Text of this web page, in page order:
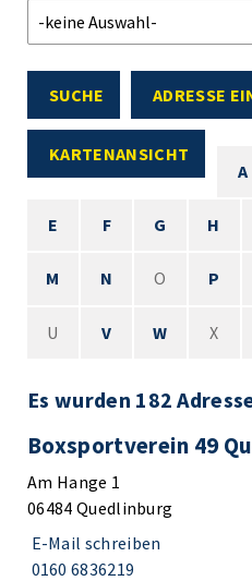
SUCHE ADRESSE
KARTENANSICHT
A
E F G H
M N O P
U V W X
Es wurden 182
Boxsportverein 49
Am Hange 1
06484 Quedlinburg
E-Mail schreiben
0160 6836219